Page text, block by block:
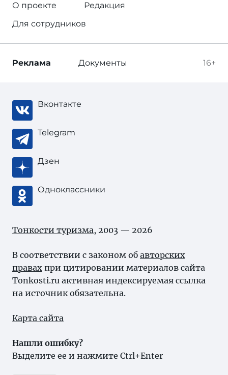
О проекте
Редакция
Для сотрудников
16+
Реклама Документы
Вконтакте
Telegram
Дзен
Одноклассники
Тонкости туризма, 2003 — 2026
В соответствии с законом об авторских
правах при цитировании материалов сайта
Tonkosti.ru активная индексируемая ссылка
на источник обязательна.
Карта сайта
Нашли ошибку?
Выделите ее и нажмите Ctrl+Enter